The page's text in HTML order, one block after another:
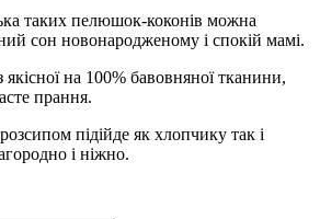
таких пелюшок-коконів можна
сон новонародженому і спокій мамі.
на 100% бавовняної тканини,
прання.
підійде як хлопчику так і
і ніжно.